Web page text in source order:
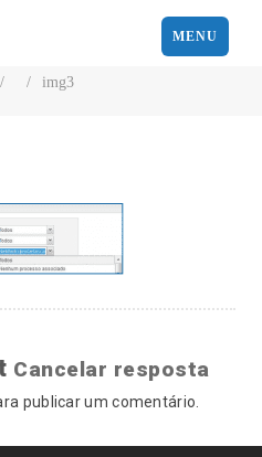
MENU
/ / img3
Cancelar resposta
publicar um comentário.